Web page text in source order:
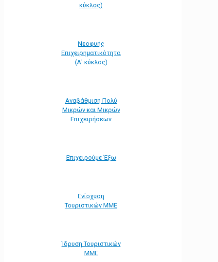
κύκλος)
Νεοφυής
Επιχειρηματικότητα
(Α' κύκλος)
Αναβάθμιση Πολύ
Μικρών και Μικρών
Επιχειρήσεων
Επιχειρούμε Έξω
Ενίσχυση
Τουριστικών ΜΜΕ
Ίδρυση Τουριστικών
ΜΜΕ